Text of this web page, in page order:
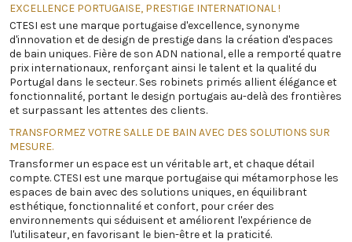
EXCELLENCE PORTUGAISE, PRESTIGE INTERNATIONAL !
CTESI est une marque portugaise d'excellence, synonyme
d'innovation et de design de prestige dans la création d'espaces
de bain uniques. Fière de son ADN national, elle a remporté quatre
prix internationaux, renforçant ainsi le talent et la qualité du
Portugal dans le secteur. Ses robinets primés allient élégance et
fonctionnalité, portant le design portugais au-delà des frontières
et surpassant les attentes des clients.
TRANSFORMEZ VOTRE SALLE DE BAIN AVEC DES SOLUTIONS SUR
MESURE.
Transformer un espace est un véritable art, et chaque détail
compte. CTESI est une marque portugaise qui métamorphose les
espaces de bain avec des solutions uniques, en équilibrant
esthétique, fonctionnalité et confort, pour créer des
environnements qui séduisent et améliorent l'expérience de
l'utilisateur, en favorisant le bien-être et la praticité.